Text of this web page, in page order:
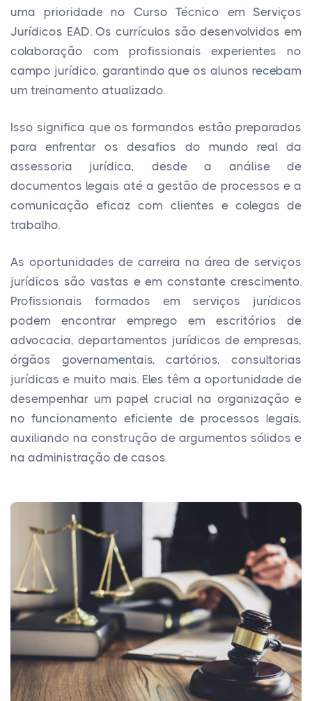
uma prioridade no Curso Técnico em Serviços
Jurídicos EAD. Os currículos são desenvolvidos em
colaboração com profissionais experientes no
campo jurídico, garantindo que os alunos recebam
um treinamento atualizado.
Isso significa que os formandos estão preparados
para enfrentar os desafios do mundo real da
assessoria jurídica, desde a análise de
documentos legais até a gestão de processos e a
comunicação eficaz com clientes e colegas de
trabalho.
As oportunidades de carreira na área de serviços
jurídicos são vastas e em constante crescimento.
Profissionais formados em serviços jurídicos
podem encontrar emprego em escritórios de
advocacia, departamentos jurídicos de empresas,
órgãos governamentais, cartórios, consultorias
jurídicas e muito mais. Eles têm a oportunidade de
desempenhar um papel crucial na organização e
no funcionamento eficiente de processos legais,
auxiliando na construção de argumentos sólidos e
na administração de casos.